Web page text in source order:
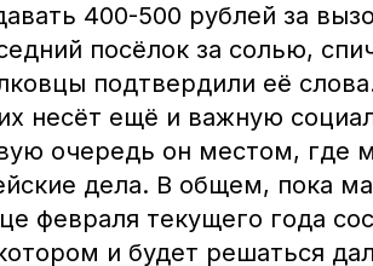
400-500 рублей за
посёлок за солью,
подтвердили её
несёт ещё и важную
очередь он местом, где
дела. В общем, пока
февраля текущего года
и будет решаться